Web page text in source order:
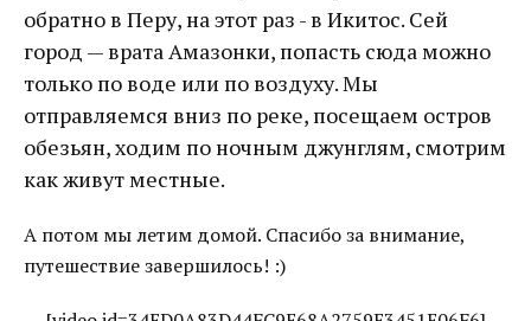
обратно в Перу, на этот раз - в Икитос. Сей
город — врата Амазонки, попасть сюда можно
только по воде или по воздуху. Мы
отправляемся вниз по реке, посещаем остров
обезьян, ходим по ночным джунглям, смотрим
как живут местные.
А потом мы летим домой. Спасибо за внимание,
путешествие завершилось! :)